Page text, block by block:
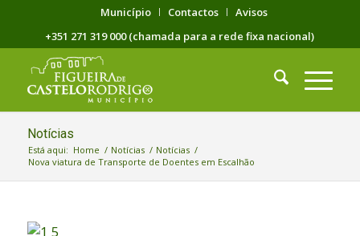
Município Contactos
Avisos
+351 271 319 000 (chamada para a rede fixa nacional)
Notícias
Está aqui: Home / Notícias / Notícias /
Nova viatura de Transporte de Doentes em Escalhão